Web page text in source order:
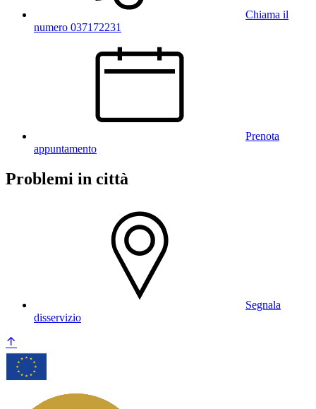
Chiama il
numero 037172231
Prenota
appuntamento
Problemi in città
Segnala
disservizio